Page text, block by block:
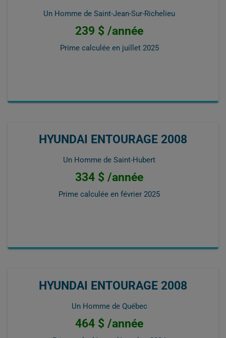
Un Homme de Saint-Jean-Sur-Richelieu
239 $ /année
Prime calculée en juillet 2025
HYUNDAI ENTOURAGE 2008
Un Homme de Saint-Hubert
334 $ /année
Prime calculée en février 2025
HYUNDAI ENTOURAGE 2008
Un Homme de Québec
464 $ /année